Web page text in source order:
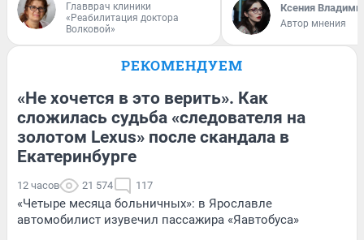
Главврач клиники
«Реабилитация доктора
Волковой»
Ксения
Автор мнения
РЕКОМЕНДУЕМ
«Не хочется в это верить». Как
сложилась судьба «следователя на
золотом Lexus» после скандала в
Екатеринбурге
12 часов 21 574 117
«Четыре месяца больничных»: в Ярославле
автомобилист изувечил пассажира «Яавтобуса»